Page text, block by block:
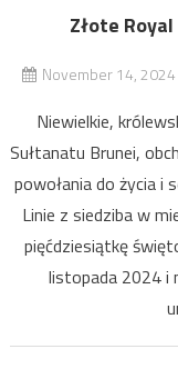
Złote
November 14, 2024
Niewielkie,
Sułtanatu Brunei,
powołania do życia i
Linie z siedziba w
pięćdziesiątkę
listopada 2024 i